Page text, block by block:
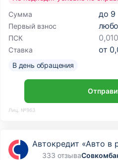
Сумма до 9
Первый взнос
ПСК
Ставка от
В день обращения
Лиц. №963
Автокредит «Авто в
333 отзыва